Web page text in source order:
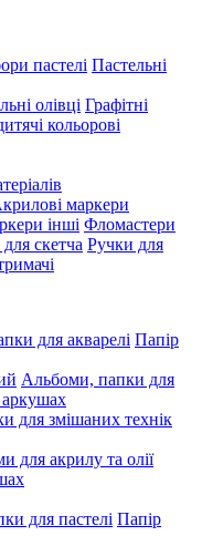
пастелі Пастельні
олівці Графітні
кольорові
маркери
інші Фломастери
скетча Ручки для
для акварелі Папір
Альбоми, папки для
аркушах
для змішаних технік
для акрилу та олії
для пастелі Папір